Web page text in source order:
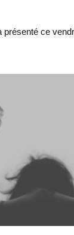
présenté ce